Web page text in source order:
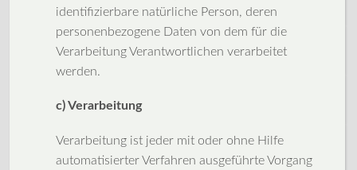
identifizierbare natürliche Person, deren
personenbezogene Daten von dem für die
Verarbeitung Verantwortlichen verarbeitet
werden.
c) Verarbeitung
Verarbeitung ist jeder mit oder ohne Hilfe
automatisierter Verfahren ausgeführte Vorgang